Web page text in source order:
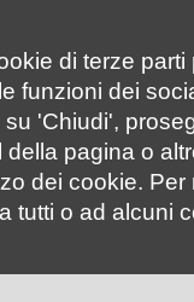
di terze
funzioni dei
'Chiudi',
pagina o
dei cookie.
tutti o ad alcuni